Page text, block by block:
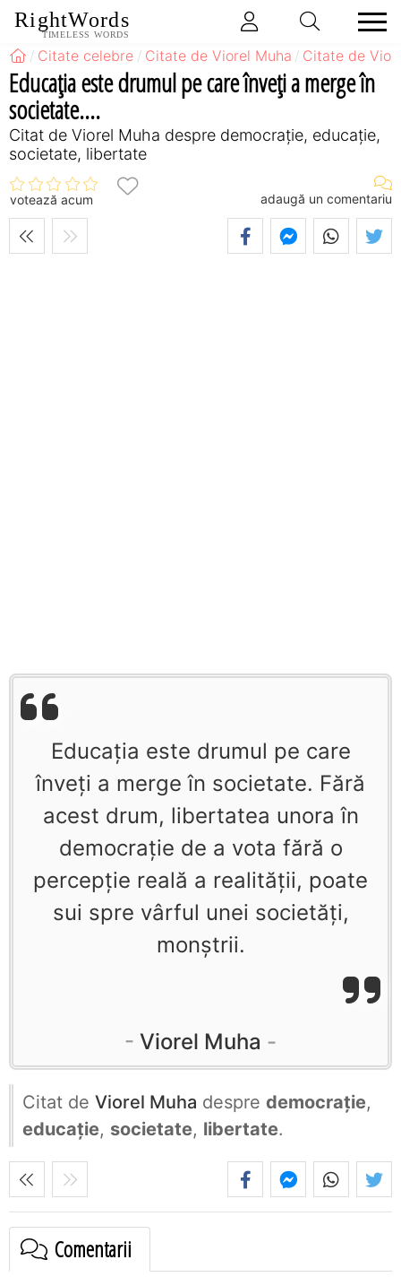
RightWords
TIMELESS WORDS
Citate celebre Citate de Viorel Muha Citate de
Educaţia este drumul pe care înveţi a merge în
societate....
Citat de Viorel Muha despre democrație, educație,
societate, libertate
votează acum adaugă un comentariu
Educaţia este drumul pe care
înveţi a merge în societate. Fără
acest drum, libertatea unora în
democraţie de a vota fără o
percepţie reală a realităţii, poate
sui spre vârful unei societăţi,
monştrii.
Viorel Muha
Citat de Viorel Muha despre democrație,
educație, societate, libertate.
Comentarii